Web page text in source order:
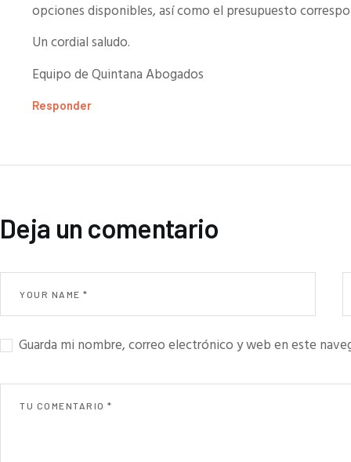
opciones disponibles, así como el presupuesto
Un cordial saludo.
Equipo de Quintana Abogados
Responder
Deja un comentario
Guarda mi nombre, correo electrónico y web en este